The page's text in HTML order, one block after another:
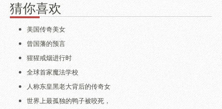
猜你喜欢
美国传奇美女
曾国藩的预言
猩猩戒烟进行时
全球首家魔法学校
人称东皇黑老大背后的传奇女
世界上最孤独的鸭子被咬死，